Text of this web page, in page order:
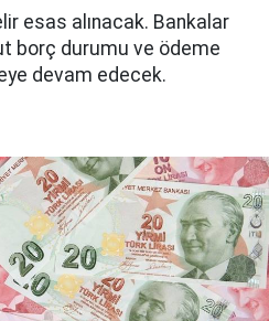
esas alınacak. Bankalar
borç durumu ve ödeme
devam edecek.